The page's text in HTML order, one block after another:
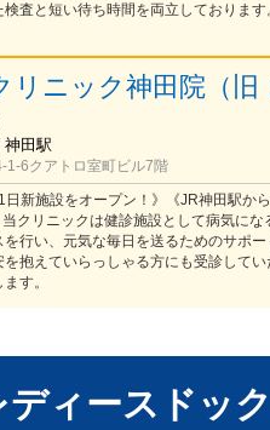
査と短い待ち時間を両立しておりま
リニック神田院（旧
田駅
1-6クアトロ室町ビル7階
日新施設をオープン！》《JR神田駅か
クリニックは健診施設として病気に
行い、元気な毎日を送るためのサポ
抱えていらっしゃる方にも受診して
す。
ィースドッ